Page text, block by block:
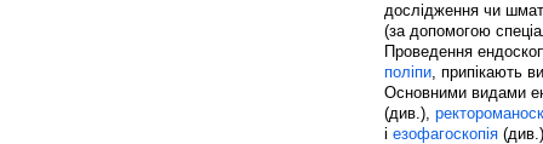
дослідження чи
(за допомогою
Проведення
поліпи, припікають
Основними видами
(див.),
і езофагоскопія